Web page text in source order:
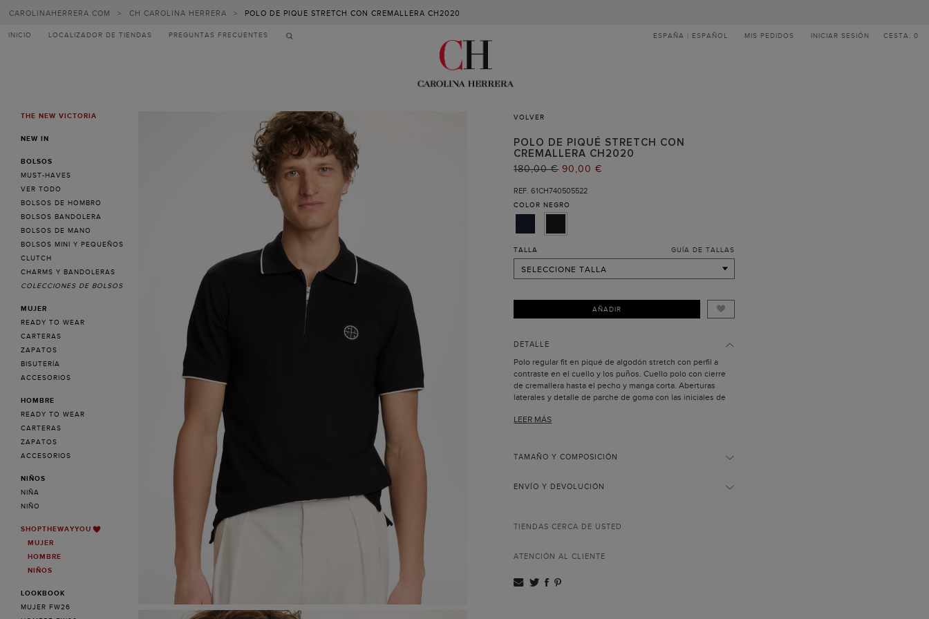
CAROLINAHERRERA.COM > CH CAROLINA HERRERA > POLO DE PIQUE STRETCH CON CREMALLERA CH2020
INICIO LOCALIZADOR DE TIENDAS PREGUNTAS FRECUENTES ESPAÑA | ESPAÑOL MIS PEDIDOS INICIAR SESIÓN CESTA: 0
MENUTHE NEW VICTORIA
NEW IN
BOLSOS
MUST-HAVES
VER TODO
BOLSOS DE HOMBRO
BOLSOS BANDOLERA
BOLSOS DE MANO
BOLSOS MINI Y PEQUEÑOS
CLUTCH
CHARMS Y BANDOLERAS
COLECCIONES DE BOLSOS
MUJER
READY TO WEAR
CARTERAS
ZAPATOS
BISUTERÍA
ACCESORIOS
HOMBRE
READY TO WEAR
CARTERAS
ZAPATOS
ACCESORIOS
NIÑOS
NIÑA
NIÑO
SHOPTHEWAYYOU
MUJER
HOMBRE
NIÑOS
LOOKBOOK
MUJER FW26
VOLVER
POLO DE PIQUÉ STRETCH CON
CREMALLERA CH2020
PRECIO
180,00 € PRECIO
90,00 €
REF. 61CH740505522
COLOR NEGRO
TALLA
SELECCIONE TALLA
S
L
XXL GUÍA DE TALLAS
AÑADIR
DETALLE
Polo regular fit en piqué de algodón stretch con perfil a
contraste en el cuello y los puños. Cuello polo con cierre
de cremallera hasta el pecho y manga corta. Aberturas
laterales y detalle de parche de goma con las iniciales de
El modelo lleva la talla M y mide 1,89 m.
LEER MÁS
TAMAÑO Y COMPOSICIÓN
ENVÍO Y DEVOLUCIÓN
TIENDAS CERCA DE USTED
ATENCIÓN AL CLIENTE